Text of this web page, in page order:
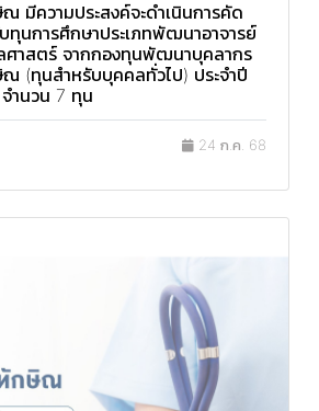
มีความประสงค์จะดำเนินการคัด
ทุนการศึกษาประเภทพัฒนาอาจารย์
ศาสตร์ จากกองทุนพัฒนาบุคลากร
(ทุนสำหรับบุคคลทั่วไป) ประจำปี
ำนวน 7 ทุน
24 ก.ค. 68